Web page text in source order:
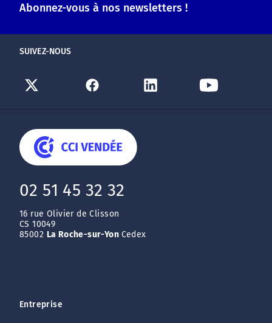
Abonnez-vous à nos newsletters !
SUIVEZ-NOUS
02 51 45 32 32
16 rue Olivier de Clisson
CS 10049
85002 La Roche-sur-Yon Cedex
Entreprise